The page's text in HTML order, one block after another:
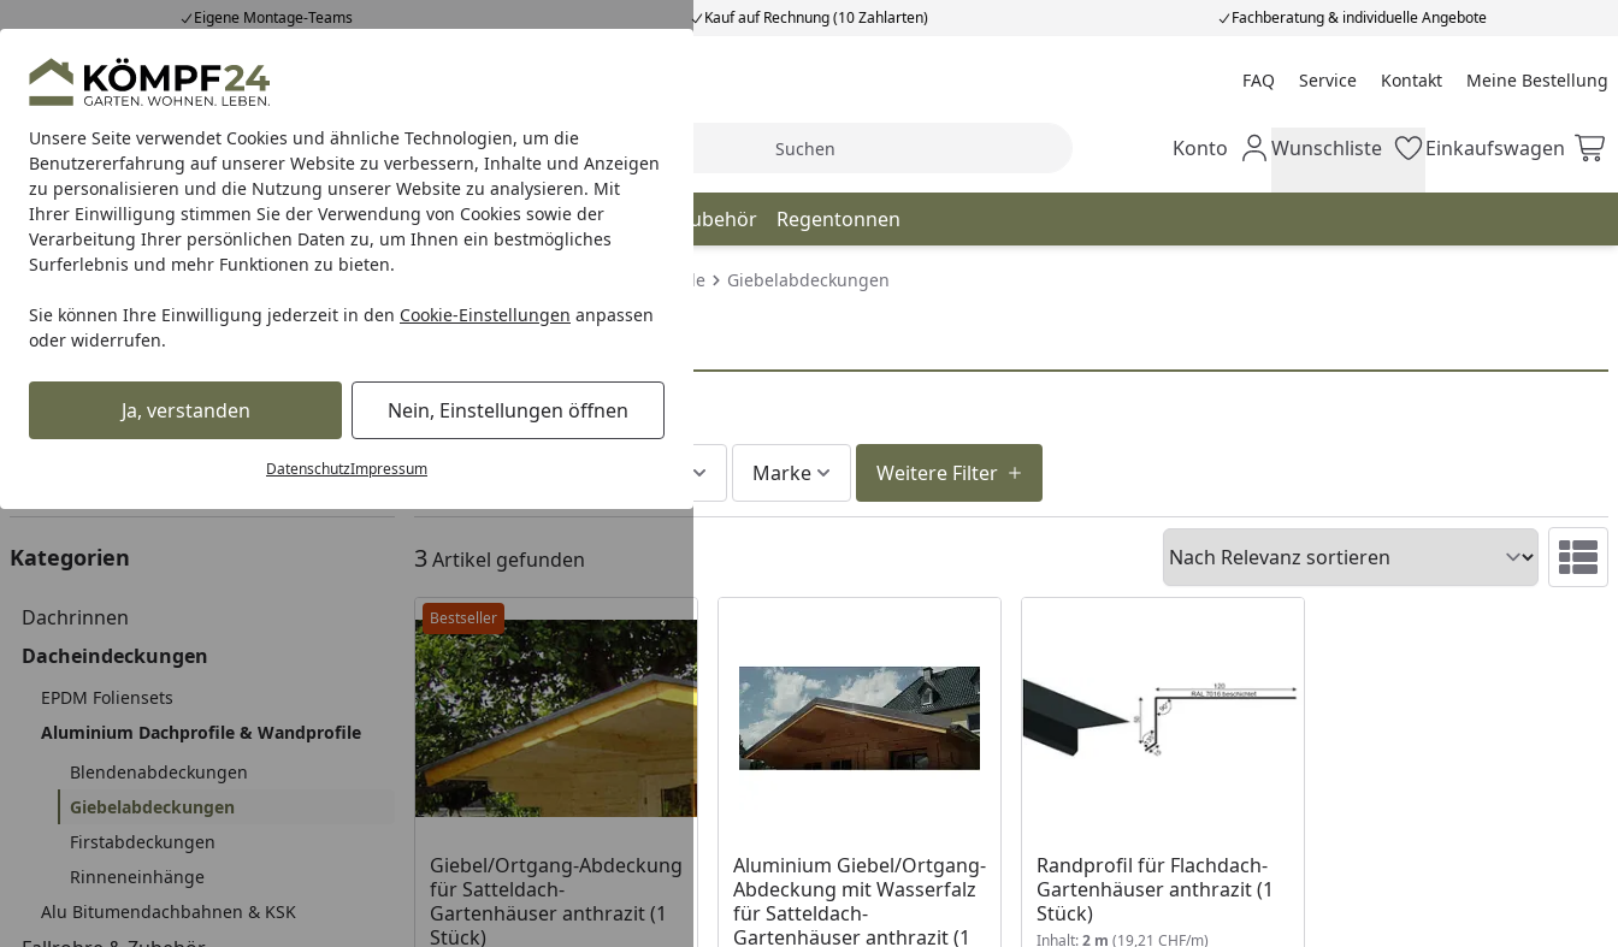
Unsere Seite verwendet Cookies und ähnliche Technologien, um die
Benutzererfahrung auf unserer Website zu verbessern, Inhalte und Anzeigen
zu personalisieren und die Nutzung unserer Website zu analysieren. Mit
Ihrer Einwilligung stimmen Sie der Verwendung von Cookies sowie der
Verarbeitung Ihrer persönlichen Daten zu, um Ihnen ein bestmögliches
Surferlebnis und mehr Funktionen zu bieten.
Sie können Ihre Einwilligung jederzeit in den Cookie-Einstellungen anpassen
oder widerrufen.
Ja, verstanden Nein, Einstellungen öffnen
DatenschutzImpressum
Eigene Montage-Teams Kauf auf Rechnung (10 Zahlarten) Fachberatung & individuelle Angebote
Hotline0 71 588 01 81
Mo-Fr. 8-16 Uhr 25.961 Bewertungen FAQ Service Kontakt Meine Bestellung
Meine Bestellung
Alle Produkte
Alle ProdukteHighlights Tipps & Tricks Suche Mein Konto
Konto Wunschliste
Wunschliste Einkaufswagen
Einkaufswagen
Home and Garden Dachrinnen Dacheindeckungen Fallrohre & Zubehör Regentonnen
Startseite
Aluminium Dachprofile & Wandprofile Giebelabdeckungen
4H&G Giebelabdeckungen
Ihre Artikelübersicht
Serviceleistungen Marke Weitere Filter
Kategorien
Dachrinnen
Dacheindeckungen
EPDM Foliensets
Aluminium Dachprofile & Wandprofile
Blendenabdeckungen
Giebelabdeckungen
Firstabdeckungen
Rinneneinhänge
Alu Bitumendachbahnen & KSK
3Artikel gefunden
Sortieren
Bestseller
Giebel/Ortgang-Abdeckung
für Satteldach-
Gartenhäuser anthrazit (1
Stück)
Aluminium Giebel/Ortgang-
Abdeckung mit Wasserfalz
für Satteldach-
Gartenhäuser anthrazit (1
Randprofil für Flachdach-
Gartenhäuser anthrazit (1
Stück)
Inhalt:2 m (19,21 CHF/m)